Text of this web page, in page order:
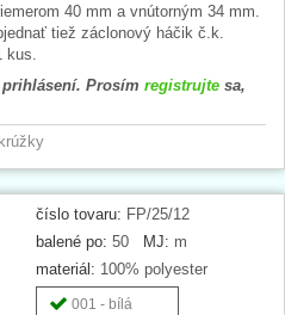
40 mm a vnútorným 34 mm.
tiež záclonový háčik č.k.
Prosím registrujte sa,
číslo tovaru: FP/25/12
balené po: 50 MJ: m
materiál: 100% polyester
001 - bílá